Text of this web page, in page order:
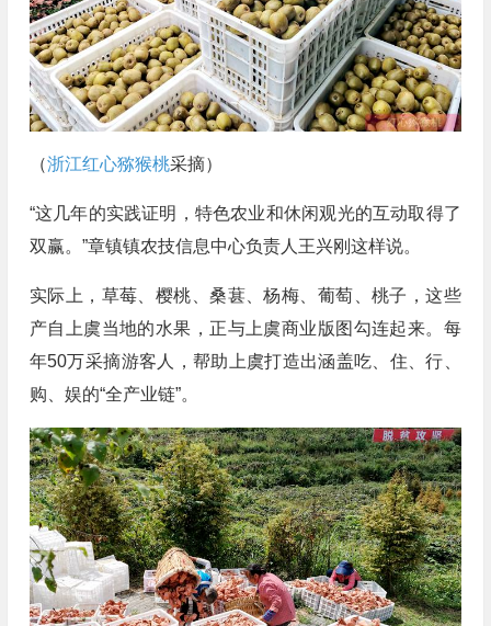
（浙江红心猕猴桃采摘）
“这几年的实践证明，特色农业和休闲观光的互动取得了
双赢。”章镇镇农技信息中心负责人王兴刚这样说。
实际上，草莓、樱桃、桑葚、杨梅、葡萄、桃子，这些
产自上虞当地的水果，正与上虞商业版图勾连起来。每
年50万采摘游客人，帮助上虞打造出涵盖吃、住、行、
购、娱的“全产业链”。